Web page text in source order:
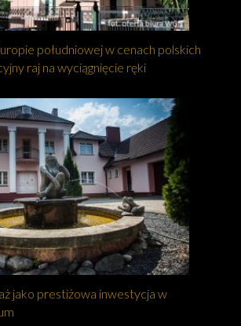
południowej w cenach polskich
raj na wyciągnięcie ręki
jako prestiżowa inwestycja w